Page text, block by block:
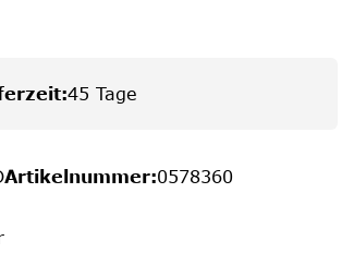
:45 Tage
Artikelnummer:0578360